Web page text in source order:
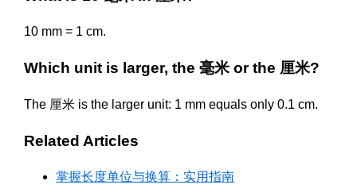
10 mm = 1 cm.
Which unit is larger, the 毫米 or the 厘米?
The 厘米 is the larger unit: 1 mm equals only 0.1 cm.
Related Articles
掌握长度单位与换算：实用指南